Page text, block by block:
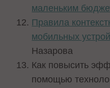
маленьким
Правила
мобильных
Назарова
Как повысить
помощью